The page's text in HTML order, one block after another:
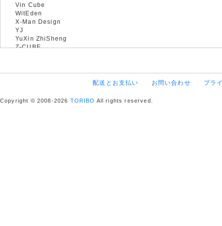
Vin Cube
WitEden
X-Man Design
YJ
YuXin ZhiSheng
Z-CUBE
配送とお支払い お問い合わせ プラ
Copyright © 2008-2026 TORIBO All rights reserved.